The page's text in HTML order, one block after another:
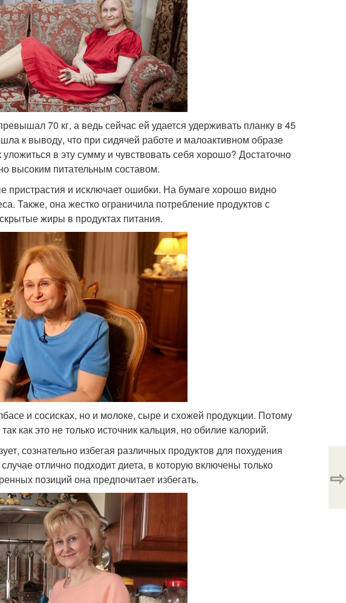
70 кг, а ведь сейчас ей удается удерживать планку в 45
к выводу, что при сидячей работе и малоактивном образе
в эту сумму и чувствовать себя хорошо? Достаточно
высоким питательным составом.
пристрастия и исключает ошибки. На бумаге хорошо видно
Также, она жестко ограничила потребление продуктов с
жиры в продуктах питания.
и сосисках, но и молоке, сыре и схожей продукции. Потому
как это не только источник кальция, но обилие калорий.
сознательно избегая различных продуктов для похудения
отлично подходит диета, в которую включены только
позиций она предпочитает избегать.
⇨